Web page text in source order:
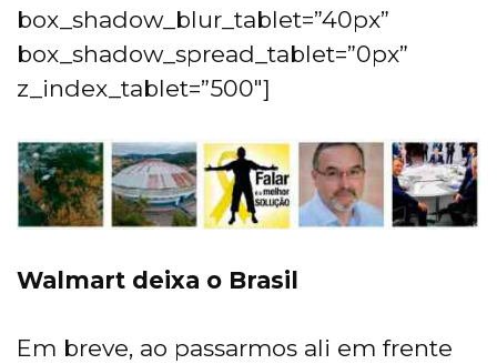
box_shadow_blur_tablet=”40px”
box_shadow_spread_tablet=”0px”
z_index_tablet=”500″]
Walmart deixa o Brasil
Em breve, ao passarmos ali em frente